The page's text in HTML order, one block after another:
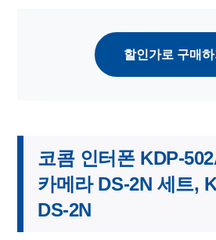
할인가로 구매하
코콤 인터폰 KDP-
카메라 DS-2N 세트,
DS-2N